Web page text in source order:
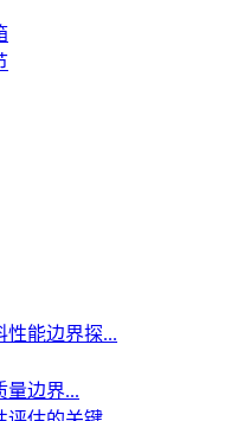
性能边界探...
量边界...